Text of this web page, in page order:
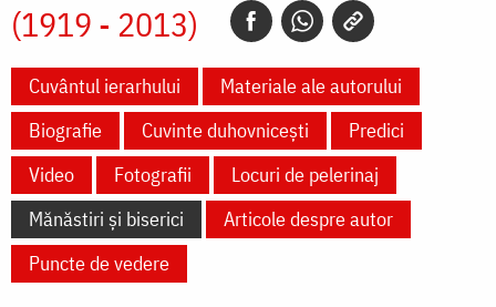
(1919 - 2013)
Cuvântul ierarhului
Materiale ale autorului
Biografie
Cuvinte duhovnicești
Predici
Video
Fotografii
Locuri de pelerinaj
Mănăstiri și biserici
Articole despre autor
Puncte de vedere